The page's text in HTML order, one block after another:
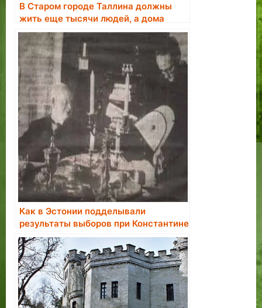
В Старом городе Таллина должны
жить еще тысячи людей, а дома
нужно отобрать у недобросовестных
владельцев
Как в Эстонии подделывали
результаты выборов при Константине
Пятсе.